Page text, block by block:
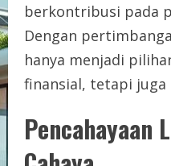
berkontribusi pada
Dengan
hanya menjadi
finansial, tetapi juga
Pencahayaan